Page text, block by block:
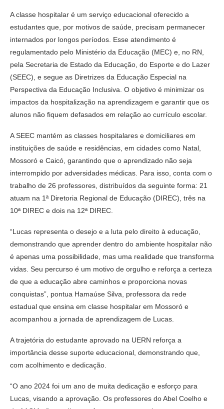
A classe hospitalar é um serviço educacional oferecido a
estudantes que, por motivos de saúde, precisam permanecer
internados por longos períodos. Esse atendimento é
regulamentado pelo Ministério da Educação (MEC) e, no RN,
pela Secretaria de Estado da Educação, do Esporte e do Lazer
(SEEC), e segue as Diretrizes da Educação Especial na
Perspectiva da Educação Inclusiva. O objetivo é minimizar os
impactos da hospitalização na aprendizagem e garantir que os
alunos não fiquem defasados em relação ao currículo escolar.
A SEEC mantém as classes hospitalares e domiciliares em
instituições de saúde e residências, em cidades como Natal,
Mossoró e Caicó, garantindo que o aprendizado não seja
interrompido por adversidades médicas. Para isso, conta com o
trabalho de 26 professores, distribuídos da seguinte forma: 21
atuam na 1ª Diretoria Regional de Educação (DIREC), três na
10ª DIREC e dois na 12ª DIREC.
“Lucas representa o desejo e a luta pelo direito à educação,
demonstrando que aprender dentro do ambiente hospitalar não
é apenas uma possibilidade, mas uma realidade que transforma
vidas. Seu percurso é um motivo de orgulho e reforça a certeza
de que a educação abre caminhos e proporciona novas
conquistas”, pontua Hamaúse Silva, professora da rede
estadual que ensina em classe hospitalar em Mossoró e
acompanhou a jornada de aprendizagem de Lucas.
A trajetória do estudante aprovado na UERN reforça a
importância desse suporte educacional, demonstrando que,
com acolhimento e dedicação.
“O ano 2024 foi um ano de muita dedicação e esforço para
Lucas, visando a aprovação. Os professores do Abel Coelho e